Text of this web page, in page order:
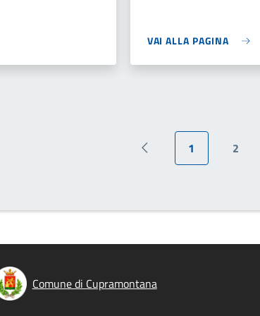
VAI ALLA PAGINA
Pagina precedente
Pagina attuale
1
Pagina
2
Comune di Cupramontana